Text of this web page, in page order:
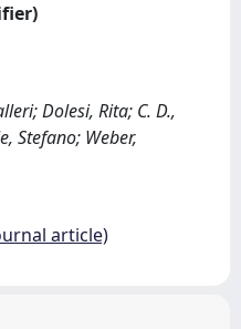
Dolesi, Rita; C. D.,
Stefano; Weber,
article)